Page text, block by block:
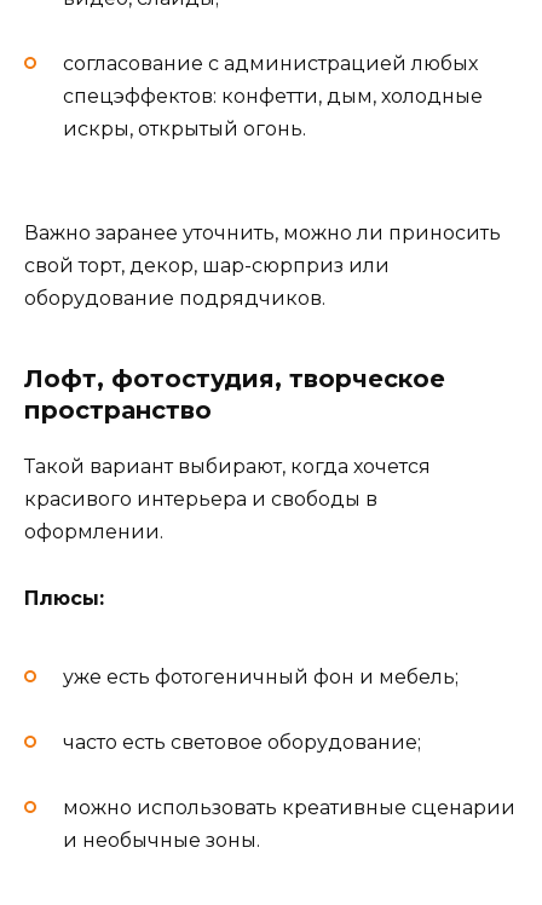
согласование с администрацией любых
спецэффектов: конфетти, дым, холодные
искры, открытый огонь.
Важно заранее уточнить, можно ли приносить
свой торт, декор, шар-сюрприз или
оборудование подрядчиков.
Лофт, фотостудия, творческое
пространство
Такой вариант выбирают, когда хочется
красивого интерьера и свободы в
оформлении.
Плюсы:
уже есть фотогеничный фон и мебель;
часто есть световое оборудование;
можно использовать креативные сценарии
и необычные зоны.